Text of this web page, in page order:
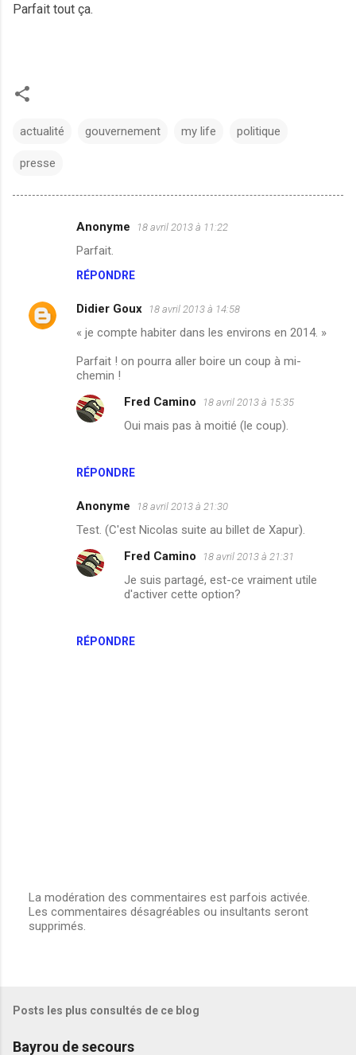
Parfait tout ça.
actualité gouvernement my life politique
presse
m
e
Anonyme 18 avril 2013 à 11:22
Parfait.
RÉPONDRE
Didier Goux 18 avril 2013 à 14:58
« je compte habiter dans les environs en 2014. »
Parfait ! on pourra aller boire un coup à mi-
chemin !
RÉPONDRE
Fred Camino 18 avril 2013 à 15:35
Oui mais pas à moitié (le coup).
Anonyme 18 avril 2013 à 21:30
Test. (C'est Nicolas suite au billet de Xapur).
RÉPONDRE
Fred Camino 18 avril 2013 à 21:31
Je suis partagé, est-ce vraiment utile
d'activer cette option?
E
n
t
e
La modération des commentaires est parfois activée.
Les commentaires désagréables ou insultants seront
supprimés.
Posts les plus consultés de ce blog
Bayrou de secours